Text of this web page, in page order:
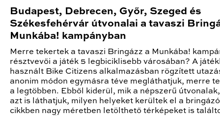
Budapest, Debrecen, Győr, Szeged és
Székesfehérvár útvonalai a tavaszi
Munkába! kampányban
Merre tekertek a tavaszi Bringázz a Munkába!
résztvevői a játék 5 legbiciklisebb városában? A
használt Bike Citizens alkalmazásban rögzített
anonim módon egymásra téve megláthatjuk, merre
a legtöbben. Ebből kiderül, mik a népszerű
azt is láthatjuk, milyen helyeket kerültek el a
cikkben nagy méretben letölthető térképeket is